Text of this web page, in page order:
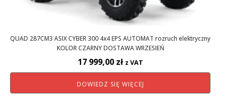
QUAD 287CM3 ASIX CYBER 300 4x4 EPS AUTOMAT rozruch elektryczny
KOLOR CZARNY DOSTAWA WRZESIEŃ
17 999,00 zł z VAT
DOWIEDZ SIĘ WIĘCEJ